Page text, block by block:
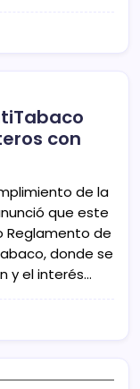
con
de la
que este
Reglamento de
donde se
y el interés…